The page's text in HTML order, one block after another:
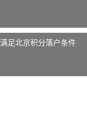
足北京积分落户条件